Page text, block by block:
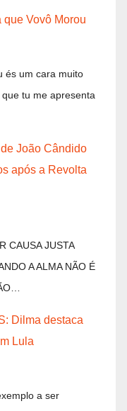
que Vovô Morou
és um cara muito
tu me apresenta
João Cândido
após a Revolta
CAUSA JUSTA
A ALMA NÃO É
Dilma destaca
Lula
a ser